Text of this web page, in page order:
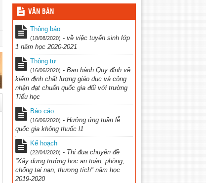
VĂN BẢN
Thông báo
(18/08/2020) - về việc tuyển sinh lớp
1 năm học 2020-2021
Thông tư
(16/06/2020) - Ban hành Quy định về
kiểm định chất lượng giáo dục và công
nhận đạt chuẩn quốc gia đối với trường
Tiểu học
Báo cáo
(16/06/2020) - Hưởng ứng tuần lễ
quốc gia không thuốc l1
Kế hoạch
(22/04/2020) - Thi đua chuyên đề
“Xây dựng trường học an toàn, phòng,
chống tai nạn, thương tích" năm học
2019-2020